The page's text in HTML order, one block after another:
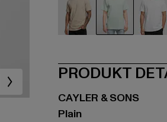
PRODUKT
CAYLER & SONS
Plain